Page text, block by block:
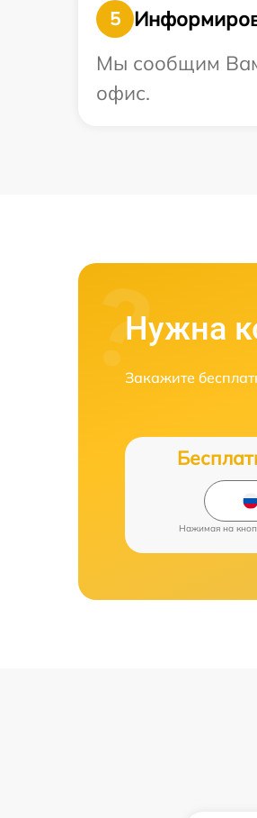
5
Мы сообщим Вам
офис.
Нужна
Закажите
Нажимая на